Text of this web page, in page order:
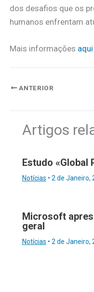
dos desafios que os
humanos enfrentam
Mais informações aqui
ANTERIOR
Artigos
Estudo «Global
Notícias • 2 de Janeiro,
Microsoft
geral
Notícias • 2 de Janeiro,